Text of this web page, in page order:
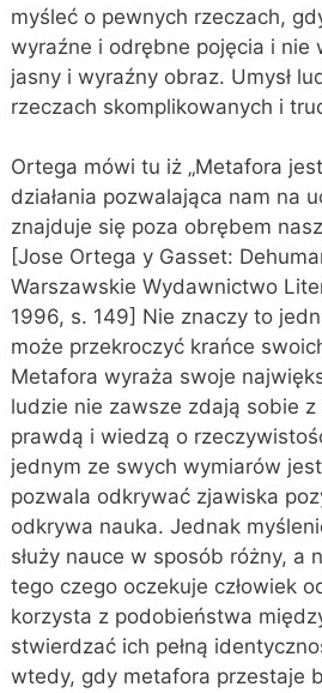
myśleć o pewnych rzeczach,
wyraźne i odrębne pojęcia i nie
jasny i wyraźny obraz. Umysł
rzeczach skomplikowanych i
Ortega mówi tu iż „Metafora
działania pozwalająca nam na
znajduje się poza obrębem
[Jose Ortega y Gasset:
Warszawskie Wydawnictwo
1996, s. 149] Nie znaczy to
może przekroczyć krańce
Metafora wyraża swoje
ludzie nie zawsze zdają sobie
prawdą i wiedzą o
jednym ze swych wymiarów
pozwala odkrywać zjawiska
odkrywa nauka. Jednak
służy nauce w sposób różny,
tego czego oczekuje człowiek
korzysta z podobieństwa
stwierdzać ich pełną
wtedy, gdy metafora przestaje